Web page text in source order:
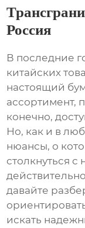
Россия
В последние
китайских
настоящий
ассортимент,
конечно,
Но, как и в
нюансы, о
столкнуться с
давайте
искать